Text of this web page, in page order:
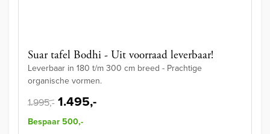
Suar tafel Bodhi - Uit voorraad leverbaar!
Leverbaar in 180 t/m 300 cm breed - Prachtige
organische vormen.
1.995,- 1.495,-
Bespaar 500,-